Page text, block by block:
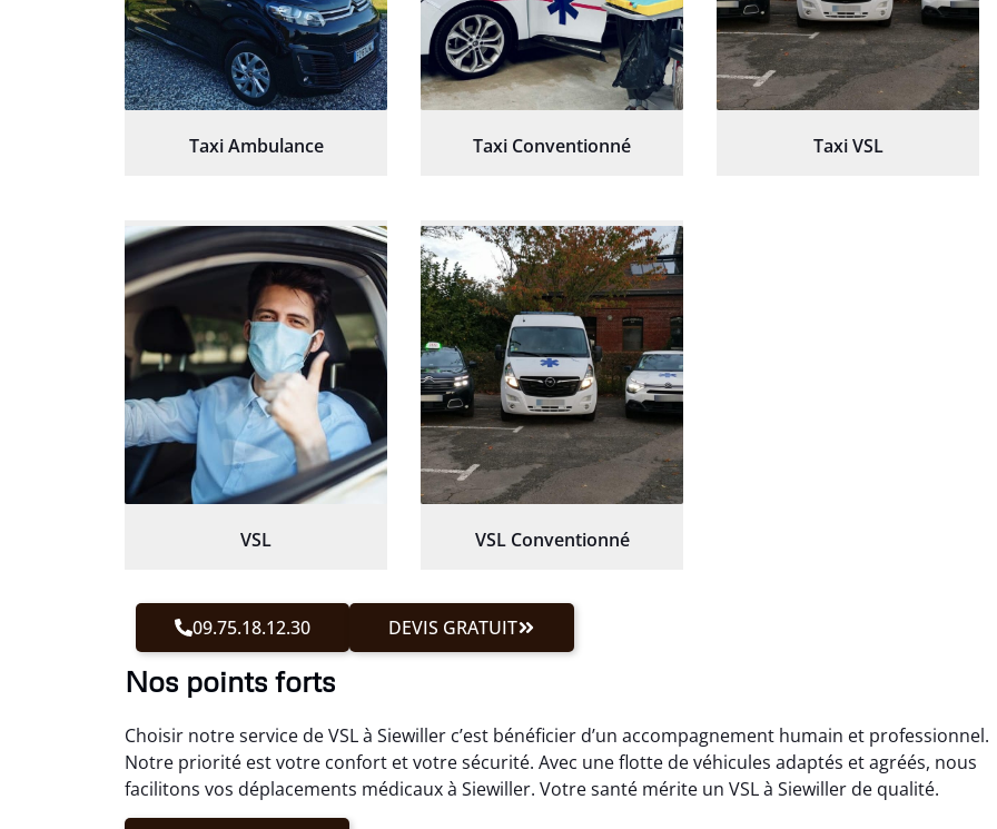
Taxi Ambulance Taxi Conventionné Taxi VSL
VSL VSL Conventionné
09.75.18.12.30 DEVIS GRATUIT
Nos points forts
Choisir notre service de VSL à Siewiller c’est bénéficier d’un accompagnement humain et professionnel.
Notre priorité est votre confort et votre sécurité. Avec une flotte de véhicules adaptés et agréés, nous
facilitons vos déplacements médicaux à Siewiller. Votre santé mérite un VSL à Siewiller de qualité.